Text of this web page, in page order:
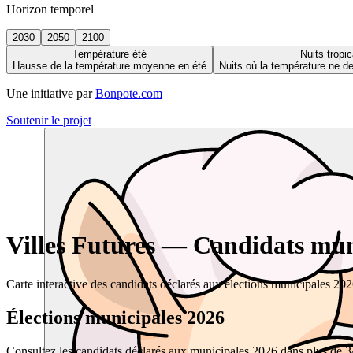
Horizon temporel
2030 2050
2100
Température été
Hausse de la température moyenne en été
Nuits
Nuits où la température ne
Une initiative par Bonpote.com
Soutenir le projet
Villes Futures — Candidats
Carte interactive des candidats déclarés aux élections municipales
Élections municipales 2026